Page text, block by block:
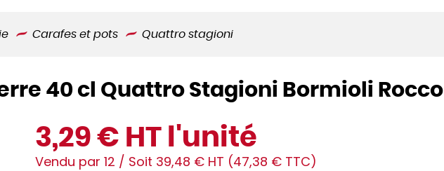
Carafes et pots Quattro stagioni
40 cl Quattro Stagioni Bormioli Rocco
3,29 € HT l'unité
Vendu par 12 / Soit 39,48 € HT (47,38 € TTC)